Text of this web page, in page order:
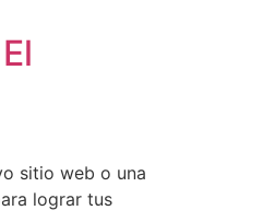
sitio web o una
lograr tus